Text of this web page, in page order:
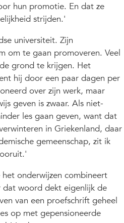
hun promotie. En dat ze
strijden.'
universiteit. Zijn
om te gaan promoveren. Veel
grond te krijgen. Het
hij door een paar dagen per
over zijn werk, maar
geven is zwaar. Als niet-
les gaan geven, want dat
in Griekenland, daar
gemeenschap, zit ik
onderwijzen combineert
dat woord dekt eigenlijk de
van een proefschrift geheel
op met gepensioneerde